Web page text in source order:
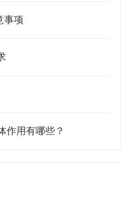
事项
作用有哪些？